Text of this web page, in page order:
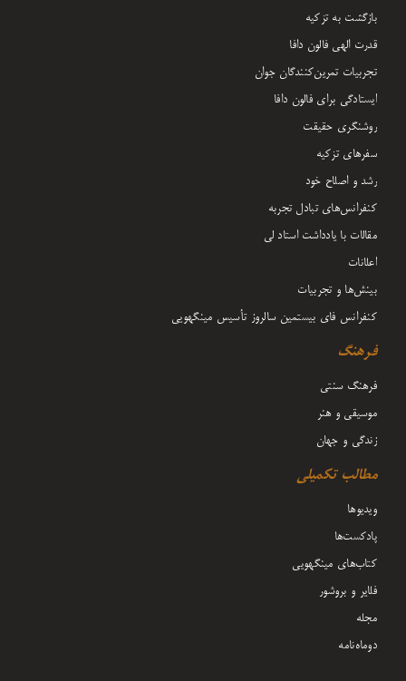
بازگشت به تزکیه
قدرت الهی فالون دافا
تجربیات تمرین‌کنندگان جوان
ایستادگی برای فالون دافا
روشنگری حقیقت
سفرهای تزکیه
رشد و اصلاح خود
کنفرانس‌های تبادل تجربه
مقالات با یادداشت‌ استاد لی
اعلانات
بینش‌ها و تجربیات
کنفرانس فای بیستمین سالروز تأسیس مینگهویی
فرهنگ
فرهنگ سنتی
موسیقی و هنر
زندگی و جهان
مطالب تکمیلی
ویدیوها
پادکست‌ها
کتاب‌های مینگهویی
فلایر و بروشور
مجله
دوماه‌نامه